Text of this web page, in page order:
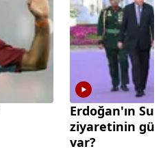
Erdoğan'ın
ziyaretinin
var?